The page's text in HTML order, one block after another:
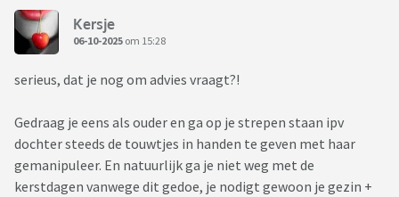
Kersje
06-10-2025 om 15:28
serieus, dat je nog om advies vraagt?!
Gedraag je eens als ouder en ga op je strepen staan ipv
dochter steeds de touwtjes in handen te geven met haar
gemanipuleer. En natuurlijk ga je niet weg met de
kerstdagen vanwege dit gedoe, je nodigt gewoon je gezin +